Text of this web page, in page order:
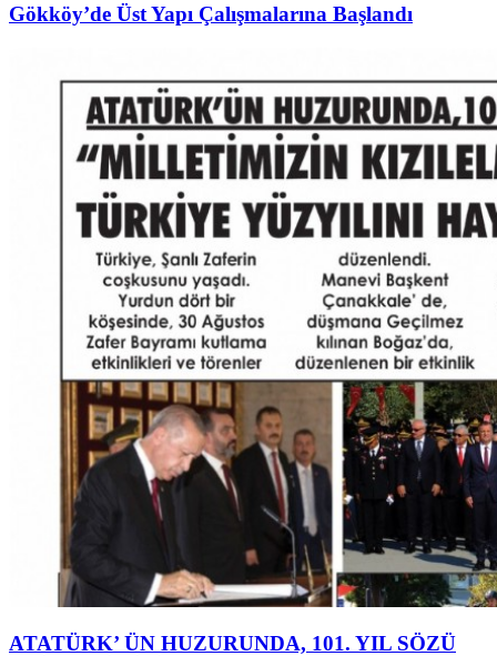
Gökköy’de Üst Yapı Çalışmalarına Başlandı
ATATÜRK’ ÜN HUZURUNDA, 101. YIL SÖZÜ